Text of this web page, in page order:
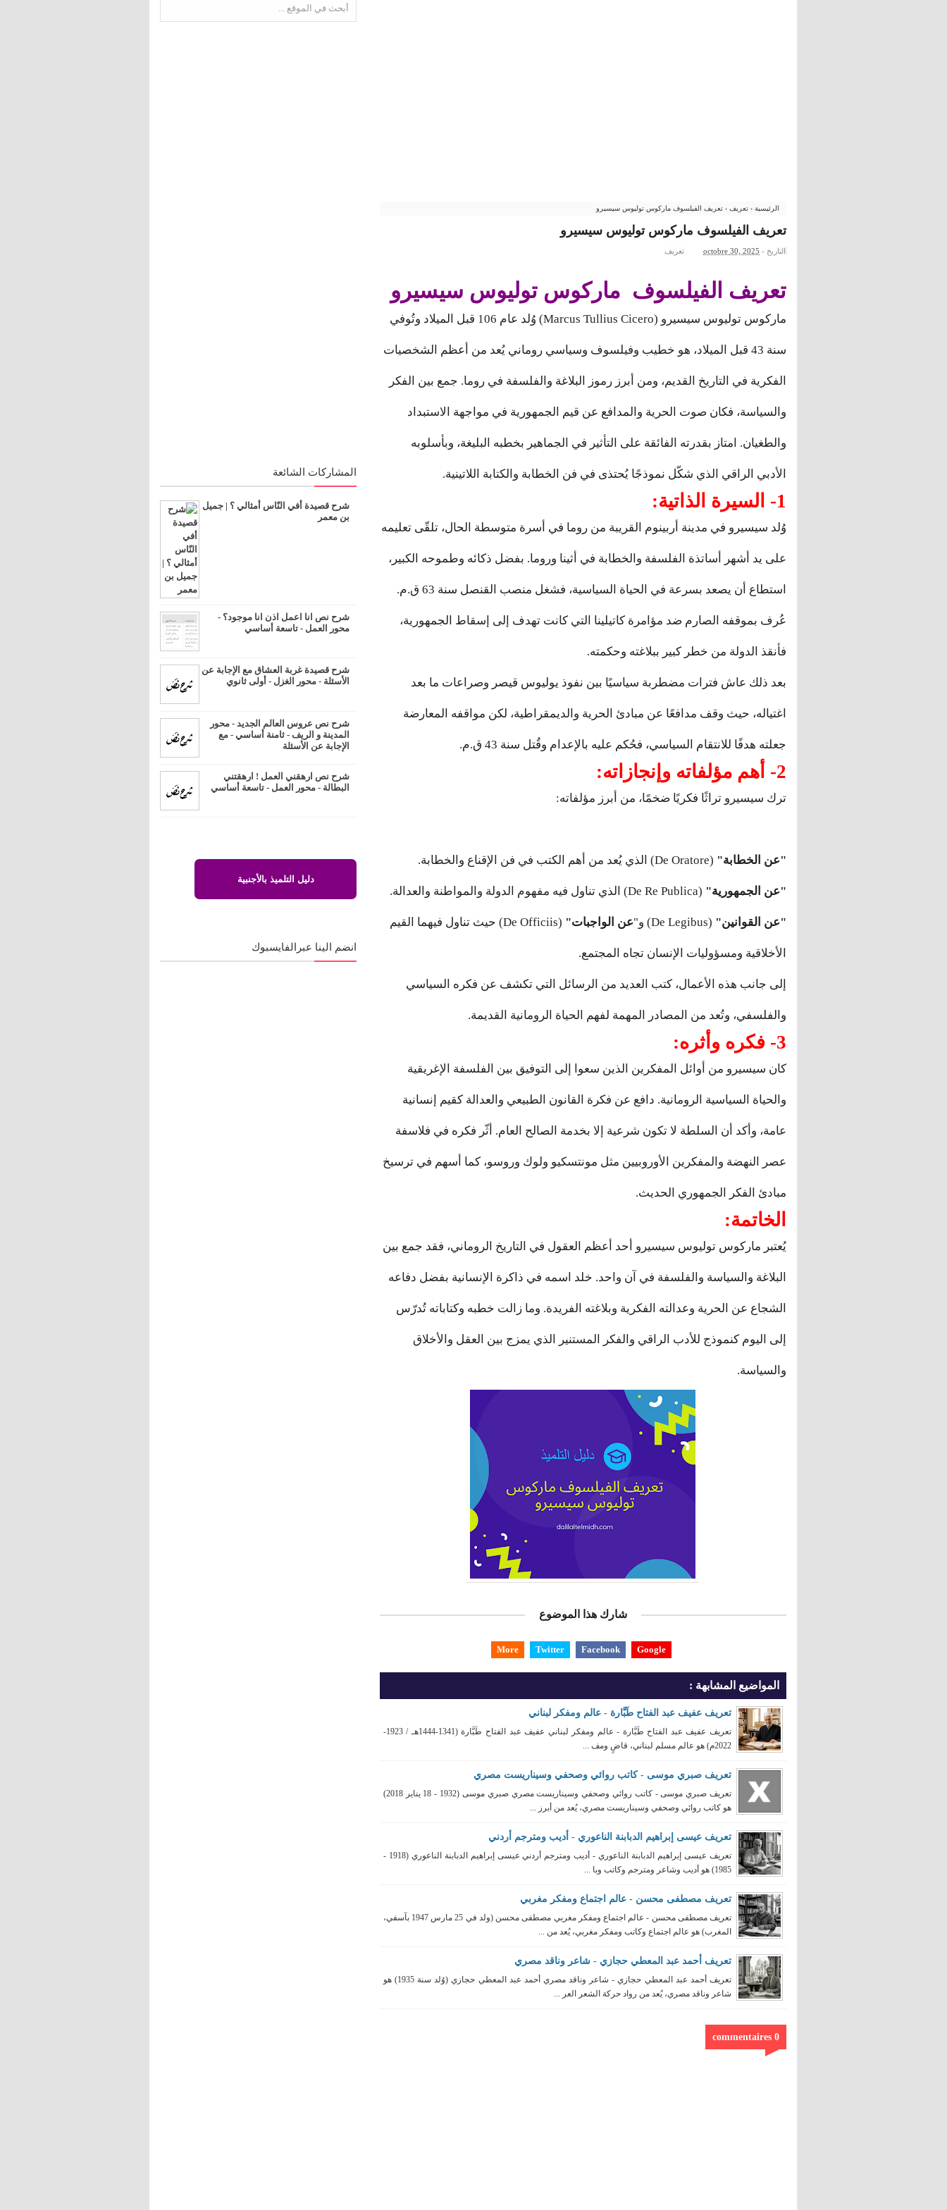
الرئيسية › تعريف › تعريف الفيلسوف ماركوس توليوس سيسيرو
تعريف الفيلسوف ماركوس توليوس سيسيرو
التاريخ - octobre 30, 2025 تعريف
تعريف الفيلسوف ماركوس توليوس سيسيرو
ماركوس توليوس سيسيرو (Marcus Tullius Cicero) وُلد عام 106 قبل الميلاد وتُوفي
سنة 43 قبل الميلاد، هو خطيب وفيلسوف وسياسي روماني يُعد من أعظم الشخصيات
الفكرية في التاريخ القديم، ومن أبرز رموز البلاغة والفلسفة في روما. جمع بين الفكر
والسياسة، فكان صوت الحرية والمدافع عن قيم الجمهورية في مواجهة الاستبداد
والطغيان. امتاز بقدرته الفائقة على التأثير في الجماهير بخطبه البليغة، وبأسلوبه
الأدبي الراقي الذي شكّل نموذجًا يُحتذى في فن الخطابة والكتابة اللاتينية.
1- السيرة الذاتية:
وُلد سيسيرو في مدينة أربينوم القريبة من روما في أسرة متوسطة الحال، تلقّى تعليمه
على يد أشهر أساتذة الفلسفة والخطابة في أثينا وروما. بفضل ذكائه وطموحه الكبير،
استطاع أن يصعد بسرعة في الحياة السياسية، فشغل منصب القنصل سنة 63 ق.م.
عُرف بموقفه الصارم ضد مؤامرة كاتيلينا التي كانت تهدف إلى إسقاط الجمهورية،
فأنقذ الدولة من خطر كبير ببلاغته وحكمته.
بعد ذلك عاش فترات مضطربة سياسيًا بين نفوذ يوليوس قيصر وصراعات ما بعد
اغتياله، حيث وقف مدافعًا عن مبادئ الحرية والديمقراطية، لكن مواقفه المعارضة
جعلته هدفًا للانتقام السياسي، فحُكم عليه بالإعدام وقُتل سنة 43 ق.م.
2- أهم مؤلفاته وإنجازاته:
ترك سيسيرو تراثًا فكريًا ضخمًا، من أبرز مؤلفاته:
"عن الخطابة" (De Oratore) الذي يُعد من أهم الكتب في فن الإقناع والخطابة.
"عن الجمهورية" (De Re Publica) الذي تناول فيه مفهوم الدولة والمواطنة والعدالة.
"عن القوانين" (De Legibus) و" عن الواجبات" (De Officiis) حيث تناول فيهما القيم
الأخلاقية ومسؤوليات الإنسان تجاه المجتمع.
إلى جانب هذه الأعمال، كتب العديد من الرسائل التي تكشف عن فكره السياسي
والفلسفي، وتُعد من المصادر المهمة لفهم الحياة الرومانية القديمة.
3- فكره وأثره:
كان سيسيرو من أوائل المفكرين الذين سعوا إلى التوفيق بين الفلسفة الإغريقية
والحياة السياسية الرومانية. دافع عن فكرة القانون الطبيعي والعدالة كقيم إنسانية
عامة، وأكد أن السلطة لا تكون شرعية إلا بخدمة الصالح العام. أثّر فكره في فلاسفة
عصر النهضة والمفكرين الأوروبيين مثل مونتسكيو ولوك وروسو، كما أسهم في ترسيخ
مبادئ الفكر الجمهوري الحديث.
الخاتمة:
يُعتبر ماركوس توليوس سيسيرو أحد أعظم العقول في التاريخ الروماني، فقد جمع بين
البلاغة والسياسة والفلسفة في آن واحد. خلد اسمه في ذاكرة الإنسانية بفضل دفاعه
الشجاع عن الحرية وعدالته الفكرية وبلاغته الفريدة. وما زالت خطبه وكتاباته تُدرّس
إلى اليوم كنموذج للأدب الراقي والفكر المستنير الذي يمزج بين العقل والأخلاق
والسياسة.
شارك هذا الموضوع
Google
Facebook
Twitter
More
المواضيع المشابهة :
تعريف عفيف عبد الفتاح طَبَّارة - عالم ومفكر لبناني
تعريف عفيف عبد الفتاح طَبَّارة - عالم ومفكر لبناني عفيف عبد الفتاح طَبَّارة (1341-1444هـ / 1923-
2022م) هو عالم مسلم لبناني، قاضٍ ومف ...
تعريف صبري موسى - كاتب روائي وصحفي وسيناريست مصري
تعريف صبري موسى - كاتب روائي وصحفي وسيناريست مصري صبري موسى (1932 - 18 يناير 2018)
هو كاتب روائي وصحفي وسيناريست مصري، يُعد من أبرز ...
تعريف عيسى إبراهيم الدبابنة الناعوري - أديب ومترجم أردني
تعريف عيسى إبراهيم الدبابنة الناعوري - أديب ومترجم أردني عيسى إبراهيم الدبابنة الناعوري (1918 -
1985) هو أديب وشاعر ومترجم وكاتب وبا ...
تعريف مصطفى محسن - عالم اجتماع ومفكر مغربي
تعريف مصطفى محسن - عالم اجتماع ومفكر مغربي مصطفى محسن (ولد في 25 مارس 1947 بآسفي،
المغرب) هو عالم اجتماع وكاتب ومفكر مغربي، يُعد من ...
تعريف أحمد عبد المعطي حجازي - شاعر وناقد مصري
تعريف أحمد عبد المعطي حجازي - شاعر وناقد مصري أحمد عبد المعطي حجازي (وُلد سنة 1935) هو
شاعر وناقد مصري، يُعد من رواد حركة الشعر العر ...
0 commentaires
المشاركات الشائعة
شرح قصيدة أفي النّاس أمثالي ؟ | جميل
بن معمر
شرح نص انا اعمل اذن انا موجود؟ -
محور العمل - تاسعة أساسي
شرح قصيدة غربة العشاق مع الإجابة عن
الأسئلة - محور الغزل - أولى ثانوي
شرح نص عروس العالم الجديد - محور
المدينة و الريف - ثامنة أساسي - مع
الإجابة عن الأسئلة
شرح نص ارهقني العمل ! ارهقتني
البطالة - محور العمل - تاسعة أساسي
دليل التلميذ بالأجنبية
انضم الينا عبرالفايسبوك